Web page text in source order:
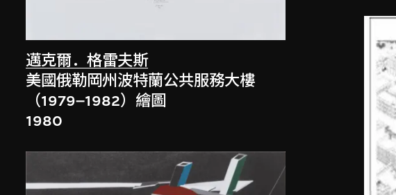
邁克爾．格雷夫斯
美國俄勒岡州波特蘭公共服務大樓
（1979–1982）繪圖
1980